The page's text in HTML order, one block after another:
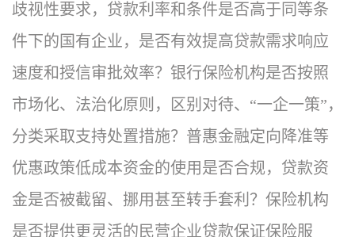
歧视性要求，贷款利率和条件是否高于同等条
件下的国有企业，是否有效提高贷款需求响应
速度和授信审批效率？银行保险机构是否按照
市场化、法治化原则，区别对待、“一企一策”，
分类采取支持处置措施？普惠金融定向降准等
优惠政策低成本资金的使用是否合规，贷款资
金是否被截留、挪用甚至转手套利？保险机构
是否提供更灵活的民营企业贷款保证保险服